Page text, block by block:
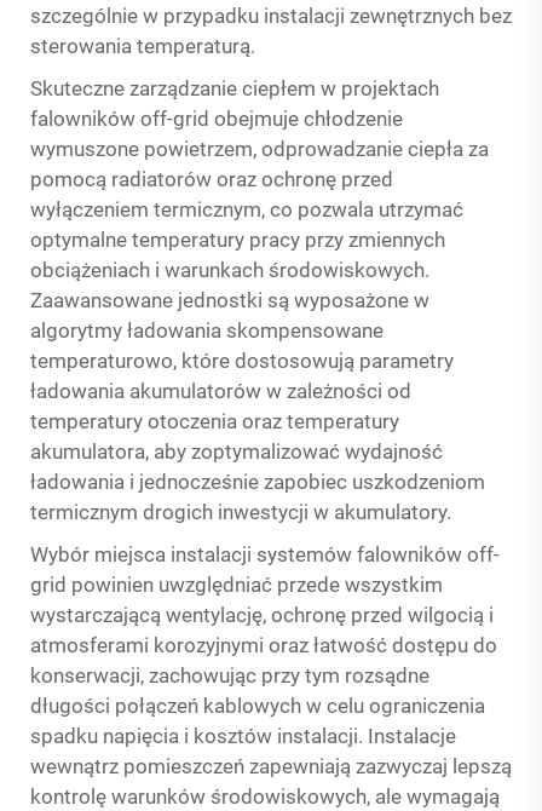
szczególnie w przypadku instalacji zewnętrznych bez
sterowania temperaturą.
Skuteczne zarządzanie ciepłem w projektach
falowników off-grid obejmuje chłodzenie
wymuszone powietrzem, odprowadzanie ciepła za
pomocą radiatorów oraz ochronę przed
wyłączeniem termicznym, co pozwala utrzymać
optymalne temperatury pracy przy zmiennych
obciążeniach i warunkach środowiskowych.
Zaawansowane jednostki są wyposażone w
algorytmy ładowania skompensowane
temperaturowo, które dostosowują parametry
ładowania akumulatorów w zależności od
temperatury otoczenia oraz temperatury
akumulatora, aby zoptymalizować wydajność
ładowania i jednocześnie zapobiec uszkodzeniom
termicznym drogich inwestycji w akumulatory.
Wybór miejsca instalacji systemów falowników off-
grid powinien uwzględniać przede wszystkim
wystarczającą wentylację, ochronę przed wilgocią i
atmosferami korozyjnymi oraz łatwość dostępu do
konserwacji, zachowując przy tym rozsądne
długości połączeń kablowych w celu ograniczenia
spadku napięcia i kosztów instalacji. Instalacje
wewnątrz pomieszczeń zapewniają zazwyczaj lepszą
kontrolę warunków środowiskowych, ale wymagają